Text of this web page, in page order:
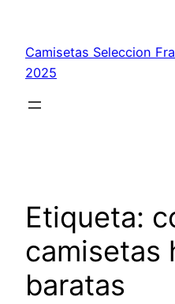
contenido
Camisetas Seleccion
2025
Etiqueta:
camisetas
baratas